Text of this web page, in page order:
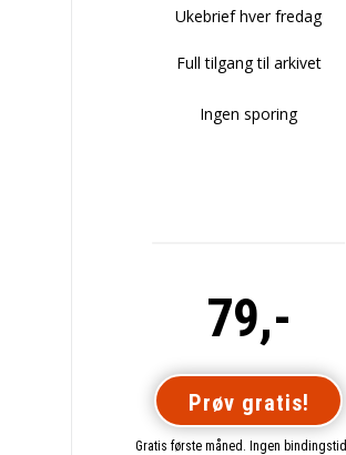
Ukebrief hver fredag
Full tilgang til arkivet
Ingen sporing
79,-
Prøv gratis!
Gratis første måned. Ingen bindingstid.